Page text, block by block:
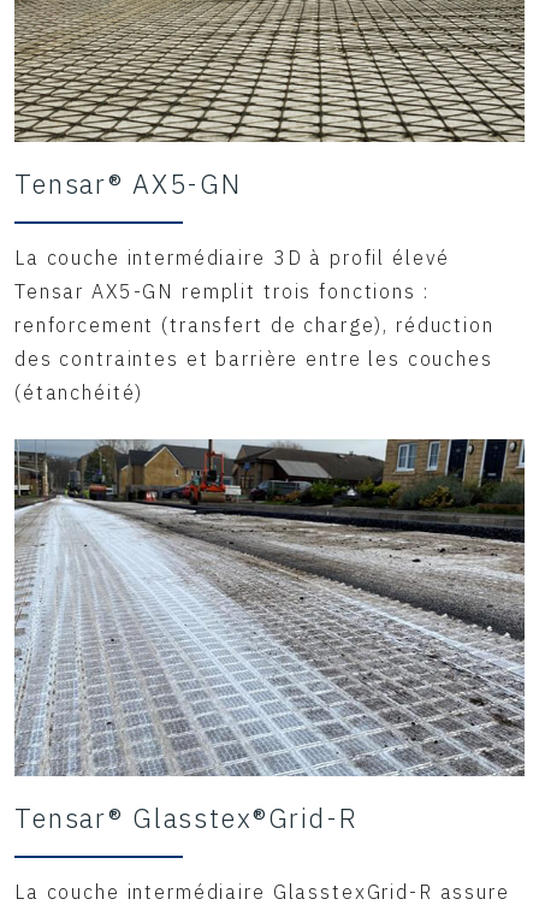
Tensar® AX5-GN
La couche intermédiaire 3D à profil élevé
Tensar AX5-GN remplit trois fonctions :
renforcement (transfert de charge), réduction
des contraintes et barrière entre les couches
(étanchéité)
Tensar® Glasstex®Grid-R
La couche intermédiaire GlasstexGrid-R assure